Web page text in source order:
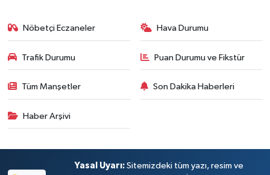
Nöbetçi Eczaneler Hava Durumu
Trafik Durumu Puan Durumu ve Fikstür
Tüm Manşetler Son Dakika Haberleri
Haber Arşivi
Yasal Uyarı: Sitemizdeki tüm yazı, resim ve